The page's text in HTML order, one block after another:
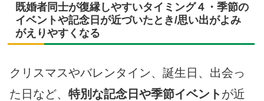
既婚者同士が復縁しやすいタイミング４・季節の
イベントや記念日が近づいたとき/思い出がよみ
がえりやすくなる
クリスマスやバレンタイン、誕生日、出会っ
た日など、 特別な記念日や季節イベント が近